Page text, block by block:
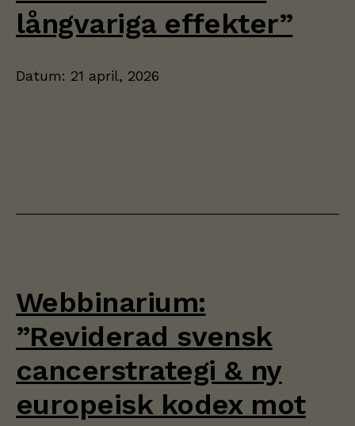
långvariga effekter”
Datum: 21 april, 2026
Webbinarium:
”Reviderad svensk
cancerstrategi & ny
europeisk kodex mot